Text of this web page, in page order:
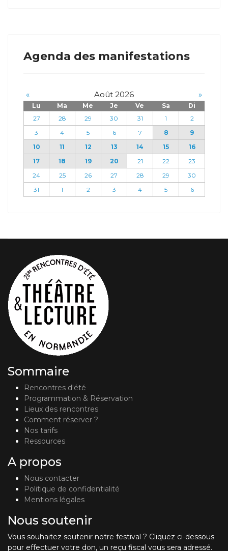
Agenda des manifestations
« Août 2026 »
Lu Ma Me Je Ve Sa
Di
27
28 29 30 31 1
2
3
4 5 6 7 8
9
10
11 12 13 14 15
16
17
18 19 20 21 22
23
24
25 26 27 28 29
30
31
1 2 3 4 5 6
Sommaire
Rencontres d'été
Programmation & Réservation
Lieux des rencontres
Comment réserver ?
Nos tarifs
Ressources
A propos
Nous contacter
Politique de confidentialité
Mentions légales
Nous soutenir
Vous souhaitez soutenir notre festival ? Cliquez ci-dessous
pour effectuer votre don, un reçu fiscal vous sera adressé.